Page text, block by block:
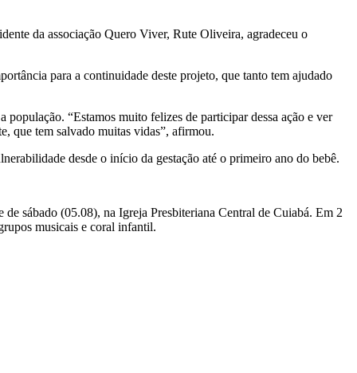
da associação Quero Viver, Rute Oliveira, agradeceu o
para a continuidade deste projeto, que tanto tem ajudado
“Estamos muito felizes de participar dessa ação e ver
que tem salvado muitas vidas”, afirmou.
desde o início da gestação até o primeiro ano do bebê.
sábado (05.08), na Igreja Presbiteriana Central de Cuiabá. Em 2
musicais e coral infantil.